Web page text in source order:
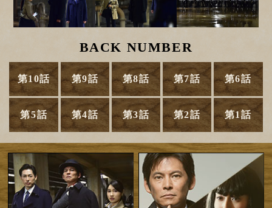
BACK NUMBER
第10話 第9話 第8話 第7話 第6話
第5話 第4話 第3話 第2話 第1話